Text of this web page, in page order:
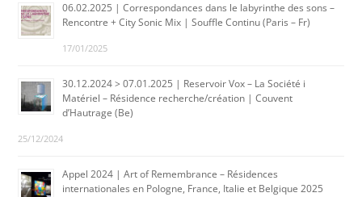
06.02.2025 | Correspondances dans le labyrinthe des sons –
Rencontre + City Sonic Mix | Souffle Continu (Paris – Fr)
17/01/2025
30.12.2024 > 07.01.2025 | Reservoir Vox – La Société i
Matériel – Résidence recherche/création | Couvent
d’Hautrage (Be)
25/12/2024
Appel 2024 | Art of Remembrance – Résidences
internationales en Pologne, France, Italie et Belgique 2025